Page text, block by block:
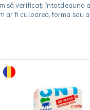
să verificați
fi culoarea, forma sau